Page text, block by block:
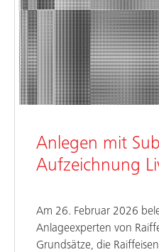
Anlegen mit
Aufzeichnung
Am 26. Februar 2026
Anlageexperten von
Grundsätze, die